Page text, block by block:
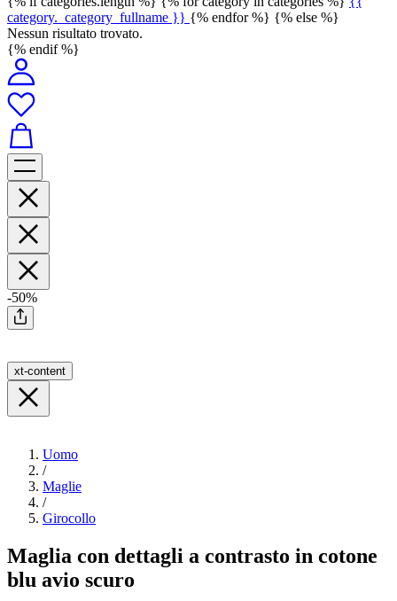
category._category_fullname }} {% endfor %} {% else %}
Nessun risultato trovato.
{% endif %}
-50%
xt-content
Uomo
/
Maglie
/
Girocollo
Maglia con dettagli a contrasto in cotone
blu avio scuro